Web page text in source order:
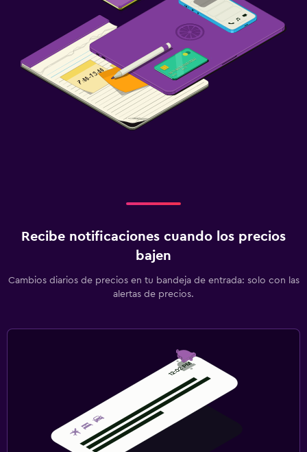
Recibe notificaciones cuando los precios
bajen
Cambios diarios de precios en tu bandeja de entrada: solo con las
alertas de precios.